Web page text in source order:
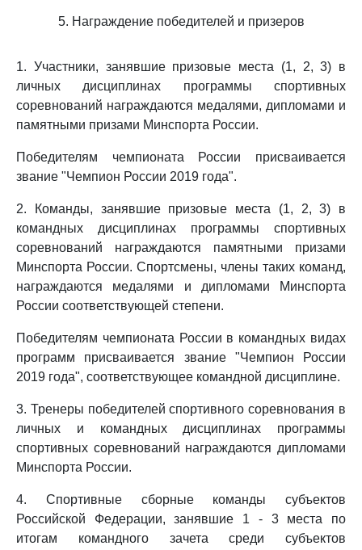
5. Награждение победителей и призеров
1. Участники, занявшие призовые места (1, 2, 3) в
личных дисциплинах программы спортивных
соревнований награждаются медалями, дипломами и
памятными призами Минспорта России.
Победителям чемпионата России присваивается
звание "Чемпион России 2019 года".
2. Команды, занявшие призовые места (1, 2, 3) в
командных дисциплинах программы спортивных
соревнований награждаются памятными призами
Минспорта России. Спортсмены, члены таких команд,
награждаются медалями и дипломами Минспорта
России соответствующей степени.
Победителям чемпионата России в командных видах
программ присваивается звание "Чемпион России
2019 года", соответствующее командной дисциплине.
3. Тренеры победителей спортивного соревнования в
личных и командных дисциплинах программы
спортивных соревнований награждаются дипломами
Минспорта России.
4. Спортивные сборные команды субъектов
Российской Федерации, занявшие 1 - 3 места по
итогам командного зачета среди субъектов